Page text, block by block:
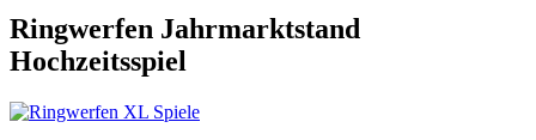
Ringwerfen Jahrmarktstand
Hochzeitsspiel